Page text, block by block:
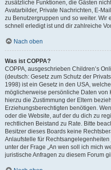
zusätzliche Funktionen, die Gästen
Avatarbilder, Private Nachrichten, E-
zu Benutzergruppen und so weiter. Wir
schnell erledigt ist und dir zahlreiche
Nach oben
Was ist COPPA?
COPPA, ausgeschrieben Children’s
(deutsch: Gesetz zum Schutz der
1998) ist ein Gesetz in den USA,
möglicherweise persönliche Daten von
hierzu die Zustimmung der Eltern
Erziehungsberechtigten benötigen.
oder die Website, auf der du dich zu
rechtlichen Beistand zu Rate. Bitte
Besitzer dieses Boards keine
Anlaufstelle für
unter der Frage „An wen soll ich mich
juristische Anfragen zu diesem Forum